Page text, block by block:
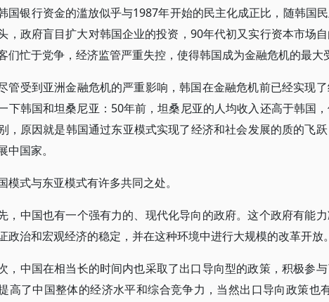
国银行资金的滥放似乎与1987年开始的民主化成正比，随韩国
，政府盲目扩大对韩国企业的投资，90年代初又实行资本市场
们忙于党争，经济监管严重失控，使得韩国成为金融危机的最大
管受到亚洲金融危机的严重影响，韩国在金融危机前已经实现
下韩国和坦桑尼亚：50年前，坦桑尼亚的人均收入还高于韩国
，原因就是韩国通过东亚模式实现了经济和社会发展的质的飞
中国家。
模式与东亚模式有许多共同之处。
，中国也有一个强有力的、现代化导向的政府。这个政府有能
政治和宏观经济的稳定，并在这种环境中进行大规模的改革开放。
，中国在相当长的时间内也采取了出口导向型的政策，积极参
高了中国整体的经济水平和综合竞争力，当然出口导向政策也